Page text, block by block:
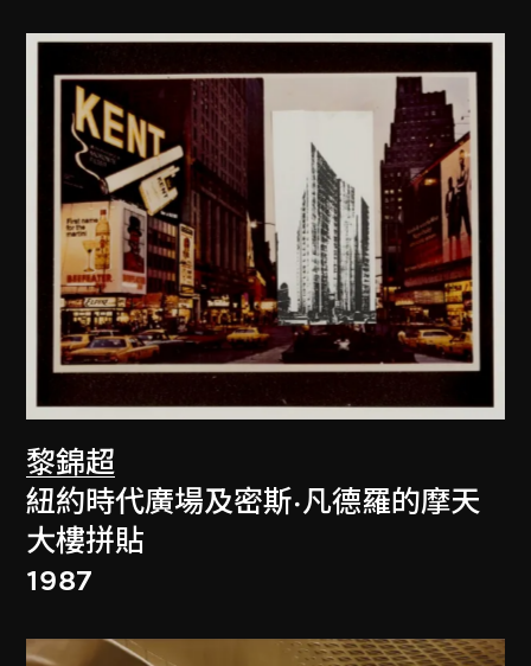
黎錦超
紐約時代廣場及密斯·凡德羅的摩天
大樓拼貼
1987